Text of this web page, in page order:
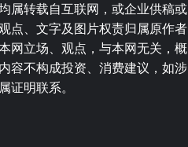
属转载自互联网，或企业供稿或
点、文字及图片权责归属原作者
网立场、观点，与本网无关，概
容不构成投资、消费建议，如涉
证明联系。